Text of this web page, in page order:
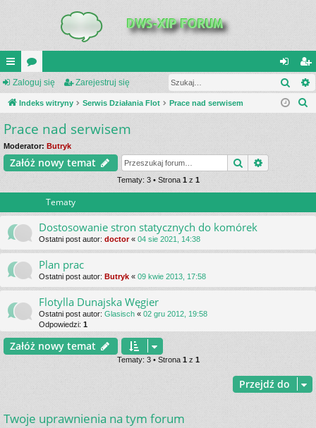
UI
C
K
_L
IN
or
a
al
og
ar
ej
Zaloguj się Zarejestruj się
Indeks witryny Serwis Działania Flot Prace nad serwisem
Prace nad serwisem
Moderator: Butryk
Załóż nowy temat Szukaj
Tematy: 3 • Strona 1 z 1
Tematy
Dostosowanie stron statycznych do komórek
Ostatni post autor: doctor« 04 sie 2021, 14:38
Plan prac
Ostatni post autor: Butryk « 09 kwie 2013, 17:58
Flotylla Dunajska Węgier
Ostatni post autor: Glasisch « 02 gru 2012, 19:58
Odpowiedzi: 1
Załóż nowy temat
Tematy: 3 • Strona 1 z 1
Przejdź do
Twoje uprawnienia na tym forum